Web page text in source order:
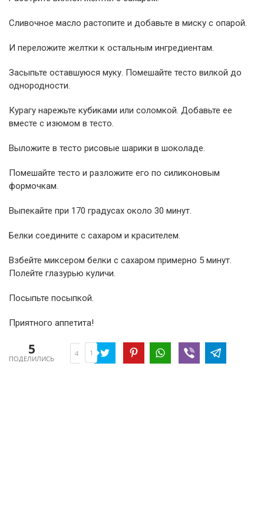
Сливочное масло растопите и добавьте в миску с опарой.
И переложите желтки к остальным ингредиентам.
Засыпьте оставшуюся муку. Помешайте тесто вилкой до
однородности.
Курагу нарежьте кубиками или соломкой. Добавьте ее
вместе с изюмом в тесто.
Выложите в тесто рисовые шарики в шоколаде.
Помешайте тесто и разложите его по силиконовым
формочкам.
Выпекайте при 170 градусах около 30 минут.
Белки соедините с сахаром и красителем.
Взбейте миксером белки с сахаром примерно 5 минут.
Полейте глазурью куличи.
Посыпьте посыпкой.
Приятного аппетита!
5
ПОДЕЛИЛИСЬ
4 1